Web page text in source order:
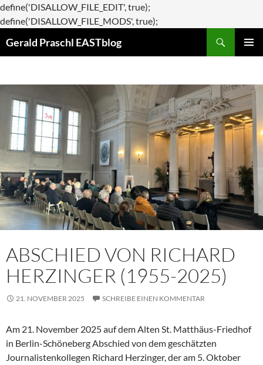
define('DISALLOW_FILE_EDIT', true);
define('DISALLOW_FILE_MODS', true);
Gerald Praschl EASTblog
ABSCHIED VON RICHARD
HERZINGER (1955-2025)
21. NOVEMBER 2025 SCHREIBE EINEN KOMMENTAR
Am 21. November 2025 auf dem Alten St. Matthäus-Friedhof
in Berlin-Schöneberg Abschied von dem geschätzten
Journalistenkollegen Richard Herzinger, der am 5. Oktober